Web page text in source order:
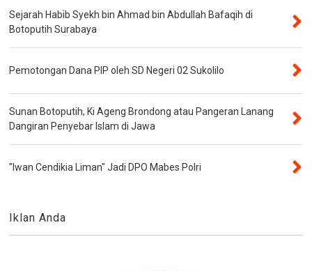
Sejarah Habib Syekh bin Ahmad bin Abdullah Bafaqih di
Botoputih Surabaya
Pemotongan Dana PIP oleh SD Negeri 02 Sukolilo
Sunan Botoputih, Ki Ageng Brondong atau Pangeran Lanang
Dangiran Penyebar Islam di Jawa
"Iwan Cendikia Liman" Jadi DPO Mabes Polri
Iklan Anda